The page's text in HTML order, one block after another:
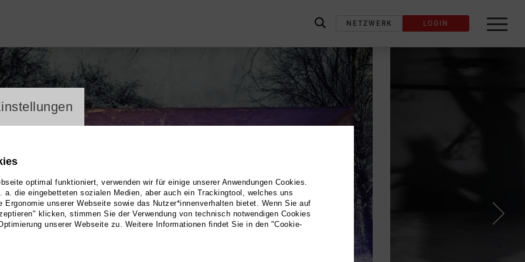
label_search
NETZWERK LOGIN
optimal funktioniert, verwenden wir für einige unserer Anwendungen Cookies.
a. die eingebetteten sozialen Medien, aber auch ein Trackingtool, welches uns
Ergonomie unserer Webseite sowie das Nutzer*innenverhalten bietet. Wenn Sie auf
klicken, stimmen Sie der Verwendung von technisch notwendigen Cookies
unserer Webseite zu. Weitere Informationen findet Sie in den "Cookie-